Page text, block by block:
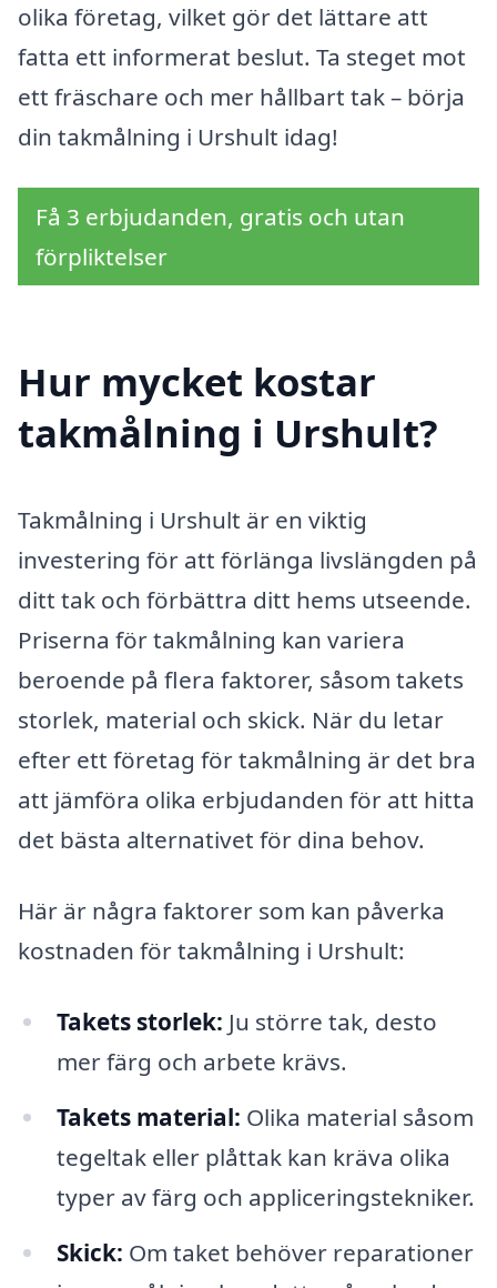
olika företag, vilket gör det lättare att
fatta ett informerat beslut. Ta steget mot
ett fräschare och mer hållbart tak – börja
din takmålning i Urshult idag!
Få 3 erbjudanden, gratis och utan
förpliktelser
Hur mycket kostar
takmålning i Urshult?
Takmålning i Urshult är en viktig
investering för att förlänga livslängden på
ditt tak och förbättra ditt hems utseende.
Priserna för takmålning kan variera
beroende på flera faktorer, såsom takets
storlek, material och skick. När du letar
efter ett företag för takmålning är det bra
att jämföra olika erbjudanden för att hitta
det bästa alternativet för dina behov.
Här är några faktorer som kan påverka
kostnaden för takmålning i Urshult:
Takets storlek: Ju större tak, desto
mer färg och arbete krävs.
Takets material: Olika material såsom
tegeltak eller plåttak kan kräva olika
typer av färg och appliceringstekniker.
Skick: Om taket behöver reparationer